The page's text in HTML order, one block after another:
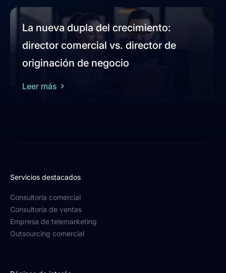
La nueva dupla del crecimiento:
director comercial vs. director de
originación de negocio
Leer más
Servicios destacados
Consultoría comercial
Consultoría de ventas
Empresa de telemarketing
Outsourcing comercial